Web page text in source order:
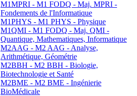
M1MPRI - M1 FODQ - Maj. MPRI -
Fondements de l'Informatique
M1PHYS - M1 PHYS - Physique
M1QMI - M1 FODQ - Maj. QMI -
Quantique, Mathematiques, Informatique
M2AAG - M2 AAG - Analyse,
Arithmétique, Géométrie
M2BBH - M2 BBH - Biologie,
Biotechnologie et Santé
M2BME - M2 BME - Ingénierie
BioMédicale